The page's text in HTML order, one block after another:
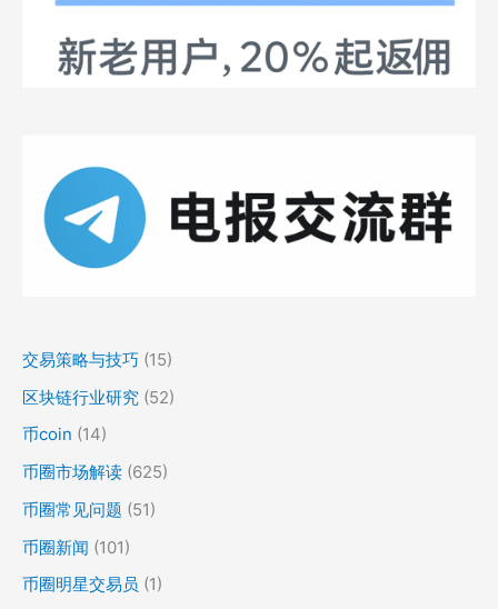
交易策略与技巧 (15)
区块链行业研究 (52)
币coin (14)
币圈市场解读 (625)
币圈常见问题 (51)
币圈新闻 (101)
币圈明星交易员 (1)